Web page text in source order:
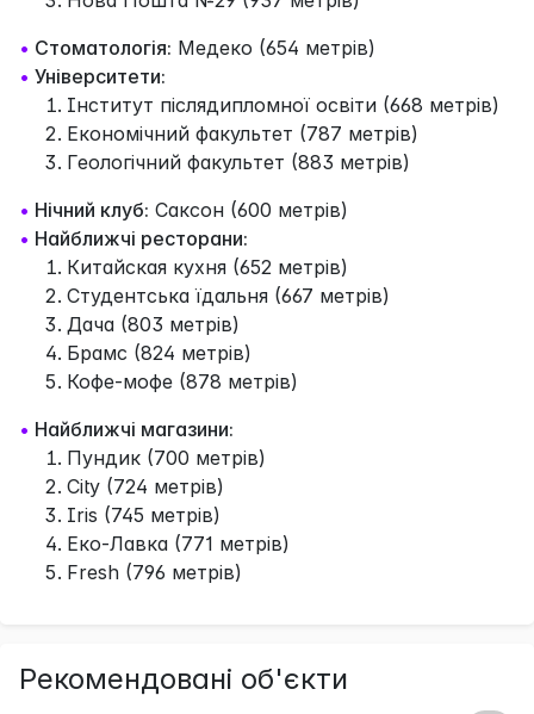
• Стоматологія: Медеко (654 метрів)
• Університети:
Інститут післядипломної освіти (668 метрів)
Економічний факультет (787 метрів)
Геологічний факультет (883 метрів)
• Нічний клуб: Саксон (600 метрів)
• Найближчі ресторани:
Китайская кухня (652 метрів)
Студентська їдальня (667 метрів)
Дача (803 метрів)
Брамс (824 метрів)
Кофе-мофе (878 метрів)
• Найближчі магазини:
Пундик (700 метрів)
City (724 метрів)
Iris (745 метрів)
Еко-Лавка (771 метрів)
Fresh (796 метрів)
Рекомендовані об'єкти